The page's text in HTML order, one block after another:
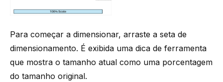
Para começar a dimensionar, arraste a seta de
dimensionamento. É exibida uma dica de ferramenta
que mostra o tamanho atual como uma porcentagem
do tamanho original.